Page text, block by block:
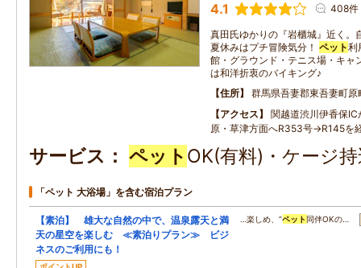
4.1 408件
真田氏ゆかりの『岩櫃城』近く。
夏休みはプチ冒険気分！ ペット利
館・グラウンド・テニス場・キャ
は和洋折衷のバイキング♪
住所
群馬県吾妻郡東吾妻町原
アクセス
関越道渋川伊香保
原・草津方面へR353号→R145を
サービス ペット OK(有料)・ケージ
「ペット 大浴場」を含む宿泊プラン
【素泊】 雄大な自然の中で、温泉露天と満
天の星空を楽しむ ≪素泊りプラン≫ ビジ
ネスのご利用にも！
…楽しめ、”ペット 同伴OKの…